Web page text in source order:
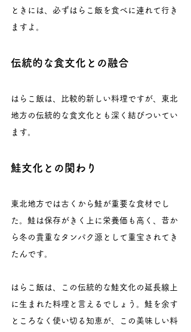
ときには、必ずはらこ飯を食べに連れて行き
ますよ。
伝統的な食文化との融合
はらこ飯は、比較的新しい料理ですが、東北
地方の伝統的な食文化とも深く結びついてい
ます。
鮭文化との関わり
東北地方では古くから鮭が重要な食材でし
た。鮭は保存がきく上に栄養価も高く、昔か
ら冬の貴重なタンパク源として重宝されてき
たんです。
はらこ飯は、この伝統的な鮭文化の延長線上
に生まれた料理と言えるでしょう。鮭を余す
ところなく使い切る知恵が、この美味しい料